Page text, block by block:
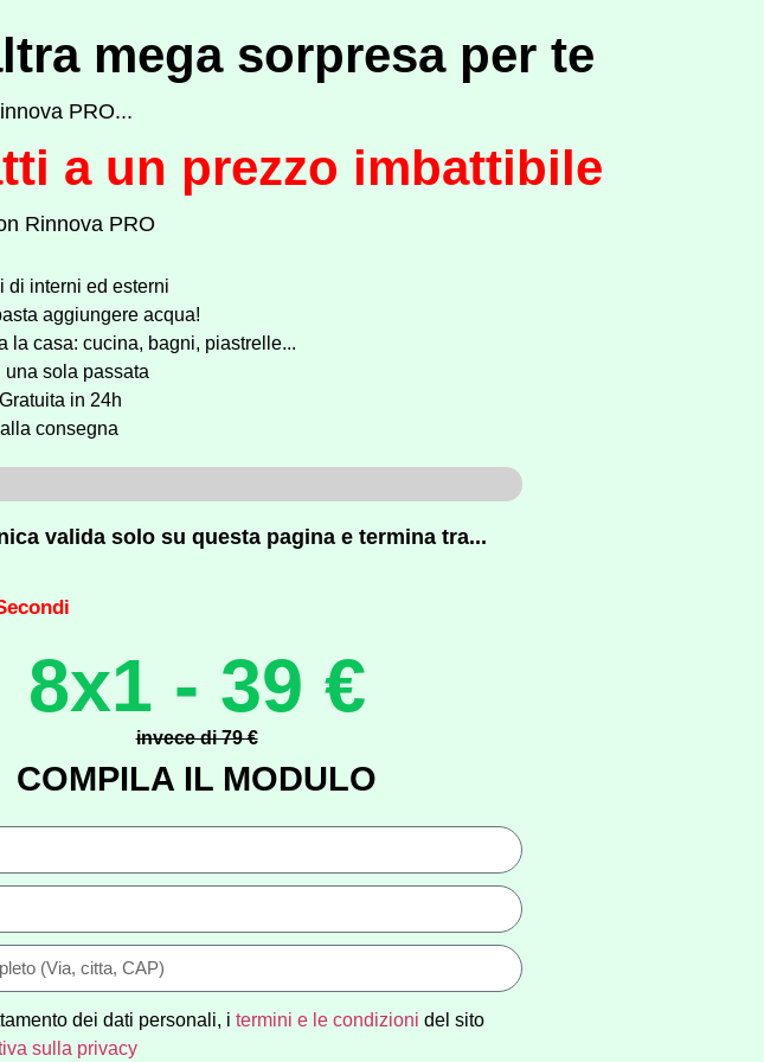
mega sorpresa per te
PRO...
a un prezzo imbattibile
Rinnova PRO
di interni ed esterni
aggiungere acqua!
la casa: cucina, bagni, piastrelle...
una sola passata
in 24h
consegna
valida solo su questa pagina e termina tra...
8x1 - 39 €
invece di 79 €
COMPILA IL MODULO
dei dati personali, i termini e le condizioni del sito
sulla privacy